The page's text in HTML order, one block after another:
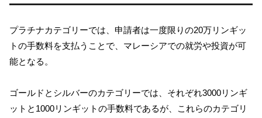
プラチナカテゴリーでは、申請者は一度限りの20万リンギッ
トの手数料を支払うことで、マレーシアでの就労や投資が可
能となる。
ゴールドとシルバーのカテゴリーでは、それぞれ3000リンギ
ットと1000リンギットの手数料であるが、これらのカテゴリ